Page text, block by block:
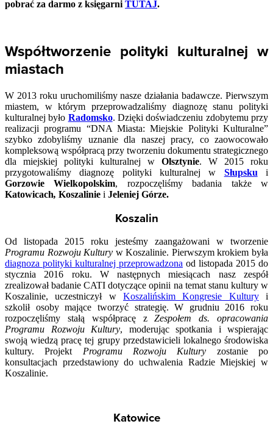
pobrać za darmo z księgarni TUTAJ.
Współtworzenie polityki kulturalnej w
miastach
W 2013 roku uruchomiliśmy nasze działania badawcze. Pierwszym
miastem, w którym przeprowadzaliśmy diagnozę stanu polityki
kulturalnej było Radomsko. Dzięki doświadczeniu zdobytemu przy
realizacji programu “DNA Miasta: Miejskie Polityki Kulturalne”
szybko zdobyliśmy uznanie dla naszej pracy, co zaowocowało
kompleksową współpracą przy tworzeniu dokumentu strategicznego
dla miejskiej polityki kulturalnej w Olsztynie. W 2015 roku
przygotowaliśmy diagnozę polityki kulturalnej w Słupsku i
Gorzowie Wielkopolskim, rozpoczęliśmy badania także w
Katowicach, Koszalinie i Jeleniej Górze.
Koszalin
Od listopada 2015 roku jesteśmy zaangażowani w tworzenie
Programu Rozwoju Kultury w Koszalinie. Pierwszym krokiem była
diagnoza polityki kulturalnej przeprowadzona od listopada 2015 do
stycznia 2016 roku. W następnych miesiącach nasz zespół
zrealizował badanie CATI dotyczące opinii na temat stanu kultury w
Koszalinie, uczestniczył w Koszalińskim Kongresie Kulturyi
szkolił osoby mające tworzyć strategię. W grudniu 2016 roku
rozpoczęliśmy stałą współpracę zZespołem ds. opracowania
Programu Rozwoju Kultury, moderując spotkania i wspierając
swoją wiedzą pracę tej grupy przedstawicieli lokalnego środowiska
kultury. Projekt Programu Rozwoju Kultury zostanie po
konsultacjach przedstawiony do uchwalenia Radzie Miejskiej w
Koszalinie.
Katowice